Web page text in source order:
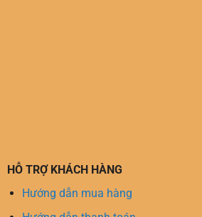
HỖ TRỢ KHÁCH HÀNG
Hướng dẫn mua hàng